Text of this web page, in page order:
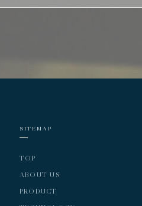
SITEMAP
TOP
ABOUT US
PRODUCT